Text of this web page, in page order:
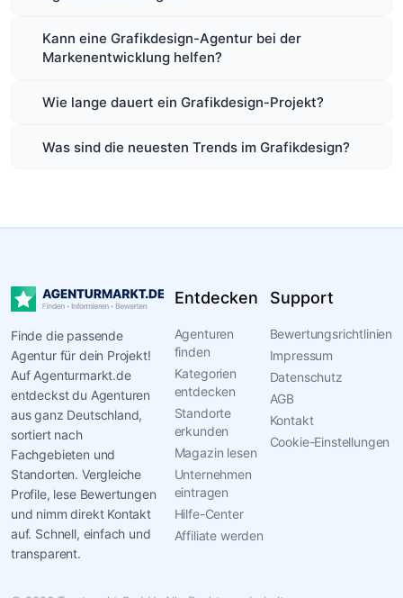
Kann eine Grafikdesign-Agentur bei der
Markenentwicklung helfen?
Wie lange dauert ein Grafikdesign-Projekt?
Was sind die neuesten Trends im Grafikdesign?
Finde die passende
Agentur für dein Projekt!
Auf Agenturmarkt.de
entdeckst du Agenturen
aus ganz Deutschland,
sortiert nach
Fachgebieten und
Standorten. Vergleiche
Profile, lese Bewertungen
und nimm direkt Kontakt
auf. Schnell, einfach und
transparent.
Entdecken
Agenturen
finden
Kategorien
entdecken
Standorte
erkunden
Magazin lesen
Unternehmen
eintragen
Hilfe-Center
Affiliate werden
Support
Bewertungsrichtlinien
Impressum
Datenschutz
AGB
Kontakt
Cookie-Einstellungen